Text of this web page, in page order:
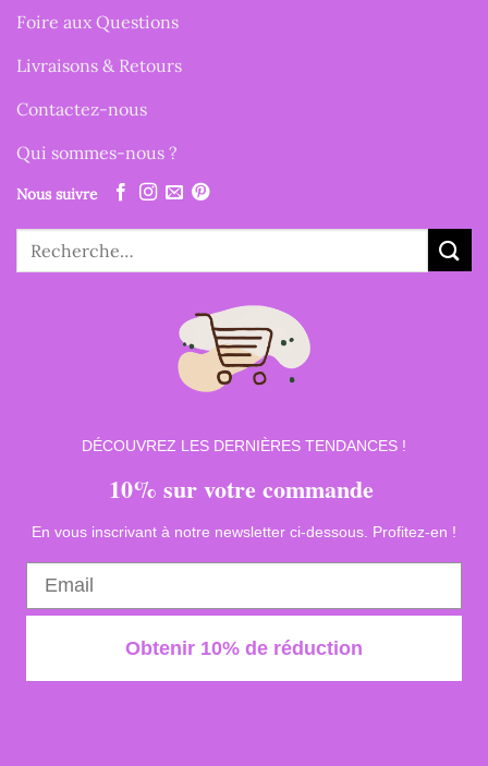
Foire aux Questions
Livraisons & Retours
Contactez-nous
Qui sommes-nous ?
Nous suivre
Recherche
pour :
DÉCOUVREZ LES DERNIÈRES TENDANCES !
10% sur votre commande
En vous inscrivant à notre newsletter ci-dessous. Profitez-en !
Obtenir 10% de réduction